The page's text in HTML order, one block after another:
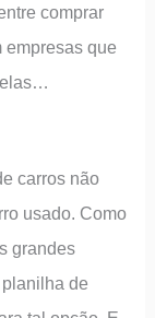
comprar
empresas que
elas…
carros não
usado. Como
grandes
de